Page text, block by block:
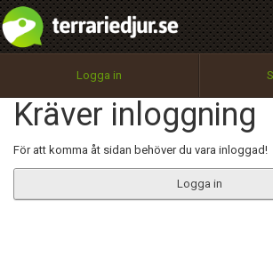
Logga in
Kräver inloggning
För att komma åt sidan behöver du vara inloggad!
Logga in
Utför
100%
OK
integritetspolicy
Namn:
Epost:
Begär nytt lösenord